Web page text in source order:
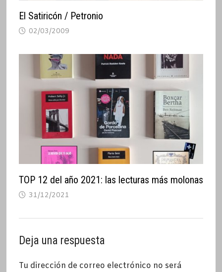
El Satiricón / Petronio
02/03/2009
TOP 12 del año 2021: las lecturas más molonas
31/12/2021
Deja una respuesta
Tu dirección de correo electrónico no será